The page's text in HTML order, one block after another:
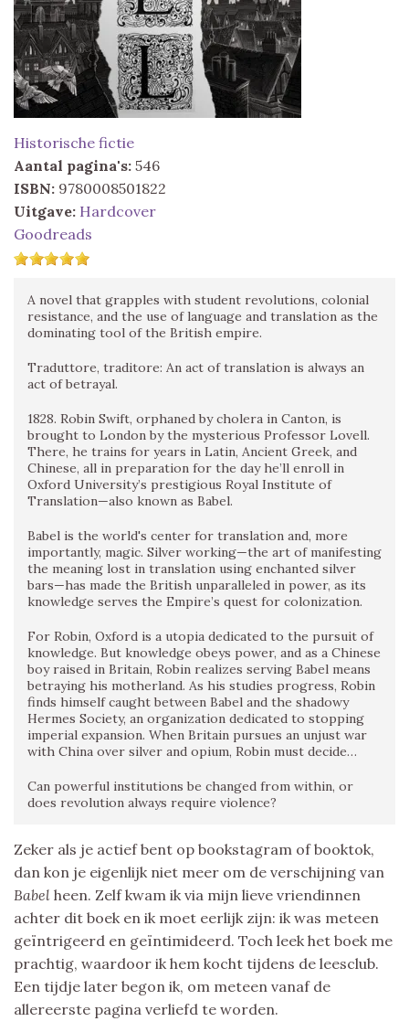
Historische fictie
Aantal pagina's: 546
ISBN: 9780008501822
Uitgave: Hardcover
Goodreads
A novel that grapples with student revolutions, colonial
resistance, and the use of language and translation as the
dominating tool of the British empire.
Traduttore, traditore: An act of translation is always an
act of betrayal.
1828. Robin Swift, orphaned by cholera in Canton, is
brought to London by the mysterious Professor Lovell.
There, he trains for years in Latin, Ancient Greek, and
Chinese, all in preparation for the day he’ll enroll in
Oxford University’s prestigious Royal Institute of
Translation—also known as Babel.
Babel is the world's center for translation and, more
importantly, magic. Silver working—the art of manifesting
the meaning lost in translation using enchanted silver
bars—has made the British unparalleled in power, as its
knowledge serves the Empire’s quest for colonization.
For Robin, Oxford is a utopia dedicated to the pursuit of
knowledge. But knowledge obeys power, and as a Chinese
boy raised in Britain, Robin realizes serving Babel means
betraying his motherland. As his studies progress, Robin
finds himself caught between Babel and the shadowy
Hermes Society, an organization dedicated to stopping
imperial expansion. When Britain pursues an unjust war
with China over silver and opium, Robin must decide…
Can powerful institutions be changed from within, or
does revolution always require violence?
Zeker als je actief bent op bookstagram of booktok,
dan kon je eigenlijk niet meer om de verschijning van
Babel heen. Zelf kwam ik via mijn lieve vriendinnen
achter dit boek en ik moet eerlijk zijn: ik was meteen
geïntrigeerd en geïntimideerd. Toch leek het boek me
prachtig, waardoor ik hem kocht tijdens de leesclub.
Een tijdje later begon ik, om meteen vanaf de
allereerste pagina verliefd te worden.